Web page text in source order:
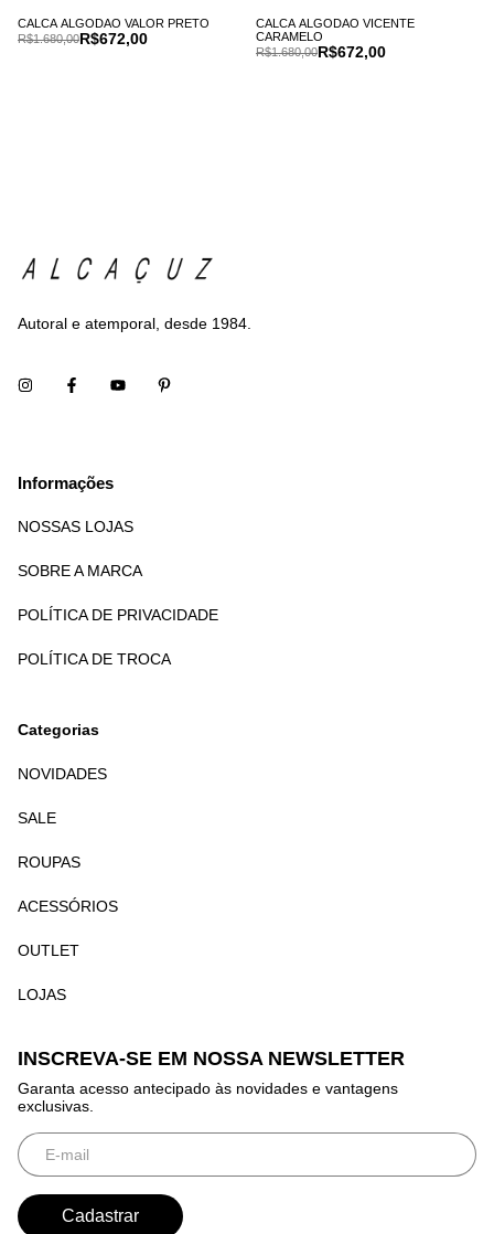
CALCA ALGODAO VALOR PRETO
R$672,00
R$1.680,00
CALCA ALGODAO VICENTE
CARAMELO
R$672,00
R$1.680,00
Autoral e atemporal, desde 1984.
Informações
NOSSAS LOJAS
SOBRE A MARCA
POLÍTICA DE PRIVACIDADE
POLÍTICA DE TROCA
Categorias
NOVIDADES
SALE
ROUPAS
ACESSÓRIOS
OUTLET
LOJAS
INSCREVA-SE EM NOSSA NEWSLETTER
Garanta acesso antecipado às novidades e vantagens
exclusivas.